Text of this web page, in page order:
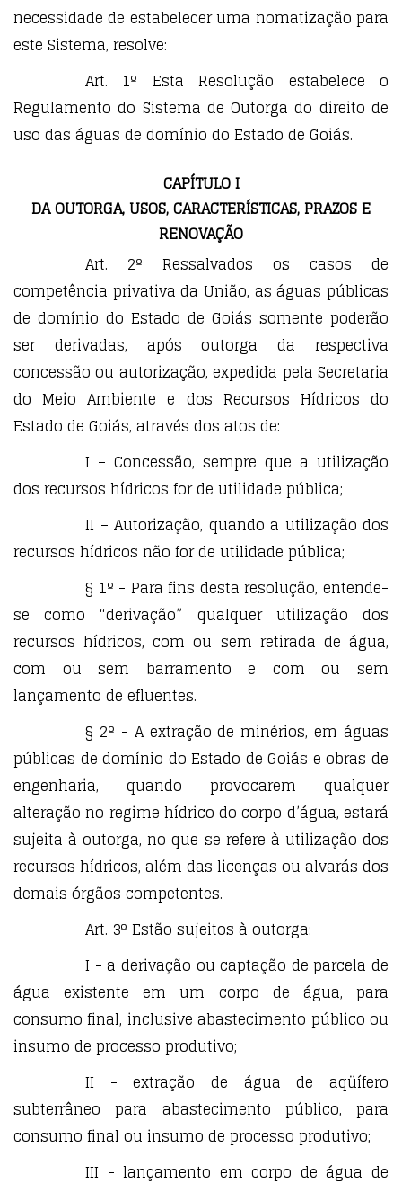
necessidade de estabelecer uma nomatização para
este Sistema, resolve:
Art. 1º Esta Resolução estabelece o
Regulamento do Sistema de Outorga do direito de
uso das águas de domínio do Estado de Goiás.
CAPÍTULO I
DA OUTORGA, USOS, CARACTERÍSTICAS, PRAZOS E
RENOVAÇÃO
Art. 2º Ressalvados os casos de
competência privativa da União, as águas públicas
de domínio do Estado de Goiás somente poderão
ser derivadas, após outorga da respectiva
concessão ou autorização, expedida pela Secretaria
do Meio Ambiente e dos Recursos Hídricos do
Estado de Goiás, através dos atos de:
I – Concessão, sempre que a utilização
dos recursos hídricos for de utilidade pública;
II – Autorização, quando a utilização dos
recursos hídricos não for de utilidade pública;
§ 1º - Para fins desta resolução, entende-
se como “derivação” qualquer utilização dos
recursos hídricos, com ou sem retirada de água,
com ou sem barramento e com ou sem
lançamento de efluentes.
§ 2º - A extração de minérios, em águas
públicas de domínio do Estado de Goiás e obras de
engenharia, quando provocarem qualquer
alteração no regime hídrico do corpo d’água, estará
sujeita à outorga, no que se refere à utilização dos
recursos hídricos, além das licenças ou alvarás dos
demais órgãos competentes.
Art. 3º Estão sujeitos à outorga:
I - a derivação ou captação de parcela de
água existente em um corpo de água, para
consumo final, inclusive abastecimento público ou
insumo de processo produtivo;
II - extração de água de aqüífero
subterrâneo para abastecimento público, para
consumo final ou insumo de processo produtivo;
III - lançamento em corpo de água de